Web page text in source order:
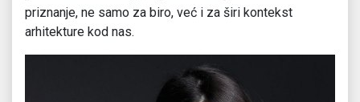
priznanje, ne samo za biro, već i za širi kontekst
arhitekture kod nas.